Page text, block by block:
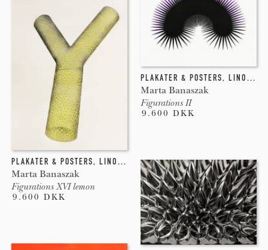
PLAKATER & POSTERS, LINOLEUMSTRYK
Marta Banaszak
Figurations II
9.600 DKK
PLAKATER & POSTERS, LINOLEUMSTRYK
Marta Banaszak
Figurations XVI lemon
9.600 DKK